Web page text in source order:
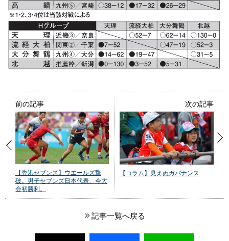
前の記事
【香港セブンズ】ウエールズ撃
破。男子セブンズ日本代表、今大
会初勝利。
次の記事
【コラム】見えぬガバナンス
記事一覧へ戻る